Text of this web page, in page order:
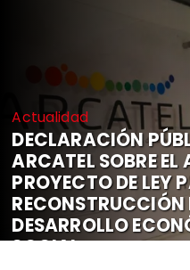
Actualidad
DECLARACIÓN
ARCATEL SOBRE EL
PROYECTO DE LEY
DESARROLLO
SOCIAL